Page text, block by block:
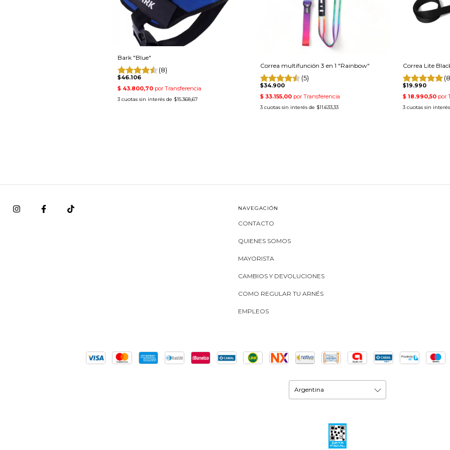
Bark "Blue"
(8)
$46.106
3 cuotas sin interés de $15.368,67
Correa multifunción 3 en 1 "Rainbow"
(5)
$34.900
3 cuotas sin interés de $11.633,33
Correa Lite
$19.990
3 cuotas sin
NAVEGACIÓN
CONTACTO
QUIENES SOMOS
MAYORISTA
CAMBIOS Y DEVOLUCIONES
COMO REGULAR TU ARNÉS
EMPLEOS